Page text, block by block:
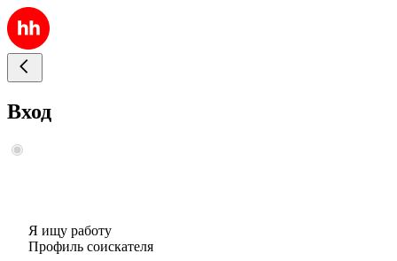
Вход
Я ищу работу
Профиль соискателя